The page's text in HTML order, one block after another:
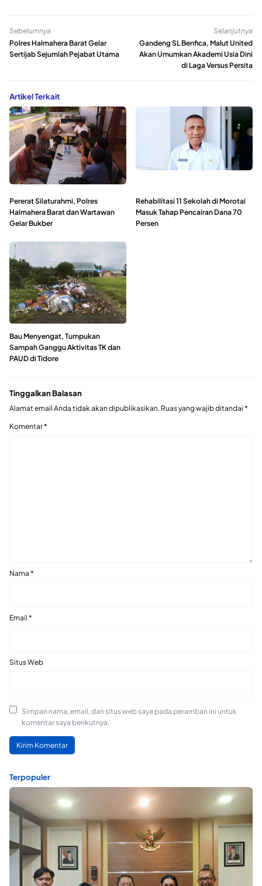
Sebelumnya
Polres Halmahera Barat Gelar
Sertijab Sejumlah Pejabat Utama
Selanjutnya
Gandeng SL Benfica, Malut United
Akan Umumkan Akademi Usia Dini
di Laga Versus Persita
Artikel Terkait
Pererat Silaturahmi, Polres
Halmahera Barat dan Wartawan
Gelar Bukber
Rehabilitasi 11 Sekolah di Morotai
Masuk Tahap Pencairan Dana 70
Persen
Bau Menyengat, Tumpukan
Sampah Ganggu Aktivitas TK dan
PAUD di Tidore
Tinggalkan Balasan
Alamat email Anda tidak akan dipublikasikan. Ruas yang wajib ditandai *
Komentar*
Nama *
Email *
Situs Web
Simpan nama, email, dan situs web saya pada peramban ini untuk
komentar saya berikutnya.
Terpopuler